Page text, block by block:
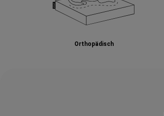
Orthopädisch